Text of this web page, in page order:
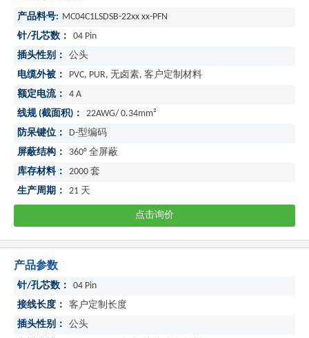
产品料号: MC04C1LSDSB-22xx xx-PFN
针/孔芯数：
04 Pin
插头性别：
公头
电缆外被：
PVC, PUR, 无卤素, 客户定制材料
额定电流：
4 A
线规 (截面积)：
22AWG/ 0.34mm²
防呆键位：
D-型编码
屏蔽结构：
360° 全屏蔽
库存材料：
2000 套
生产周期：
21 天
点击询价
产品参数
针/孔芯数：
04 Pin
接线长度：
客户定制长度
插头性别：
公头